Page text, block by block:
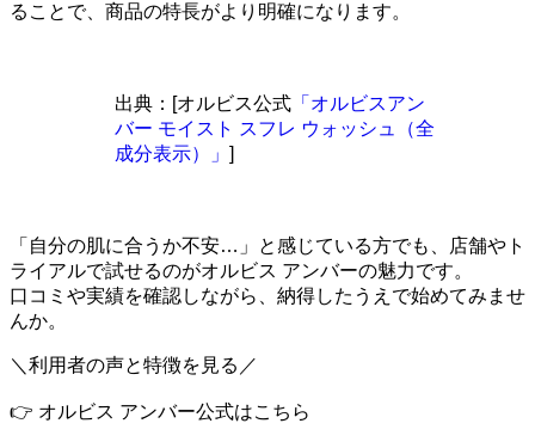
ることで、商品の特長がより明確になります。
出典：[オルビス公式 「オルビスアン
バー モイスト スフレ ウォッシュ（全
成分表示）」 ]
「自分の肌に合うか不安…」と感じている方でも、店舗やト
ライアルで試せるのがオルビス アンバーの魅力です。
口コミや実績を確認しながら、納得したうえで始めてみませ
んか。
＼利用者の声と特徴を見る／
👉 オルビス アンバー公式はこちら